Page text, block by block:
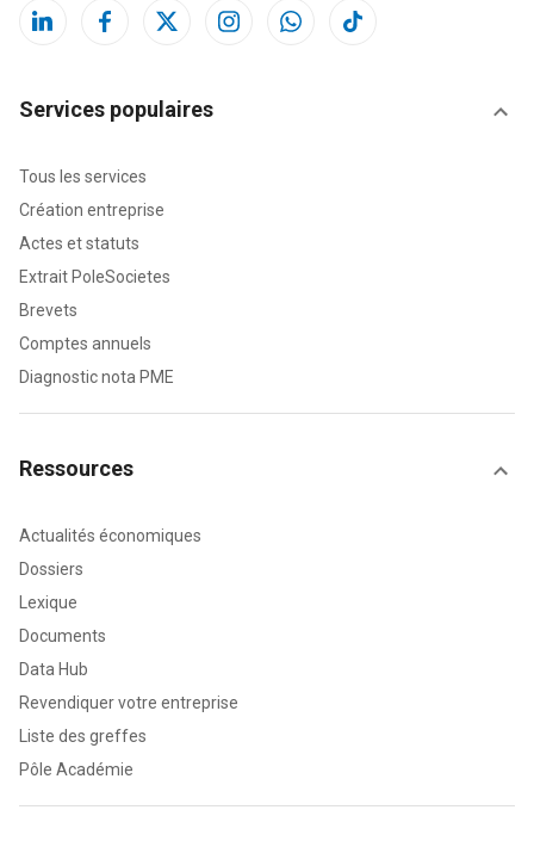
Services populaires
Tous les services
Création entreprise
Actes et statuts
Extrait PoleSocietes
Brevets
Comptes annuels
Diagnostic nota PME
Ressources
Actualités économiques
Dossiers
Lexique
Documents
Data Hub
Revendiquer votre entreprise
Liste des greffes
Pôle Académie